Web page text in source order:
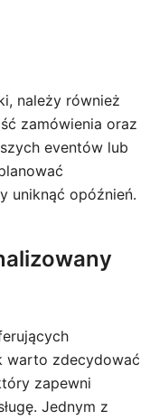
należy również
zamówienia oraz
eventów lub
uniknąć opóźnień.
warto zdecydować
zapewni
Jednym z